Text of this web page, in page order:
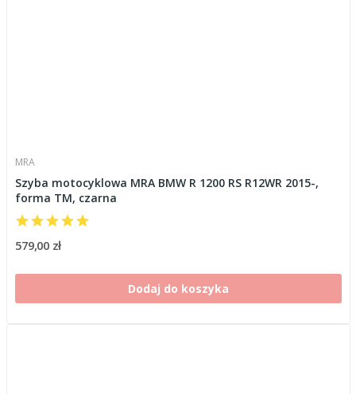
MRA
Szyba motocyklowa MRA BMW R 1200 RS R12WR 2015-,
forma TM, czarna
579,00 zł
Dodaj do koszyka